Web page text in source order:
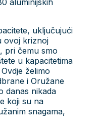
uključujući
ovoj kriznoj
pri čemu smo
u kapacitetima
želimo
i Oružane
danas nikada
koji su na
snagama,